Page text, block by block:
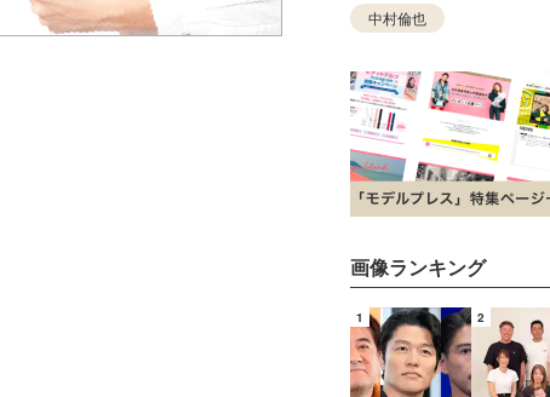
中村倫也
画像ランキング
1 2